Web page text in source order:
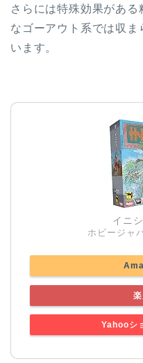
さらには特殊効果があ
なゴーアウト系では収ま
います。
イニ
ホビージャ
Yahooシ